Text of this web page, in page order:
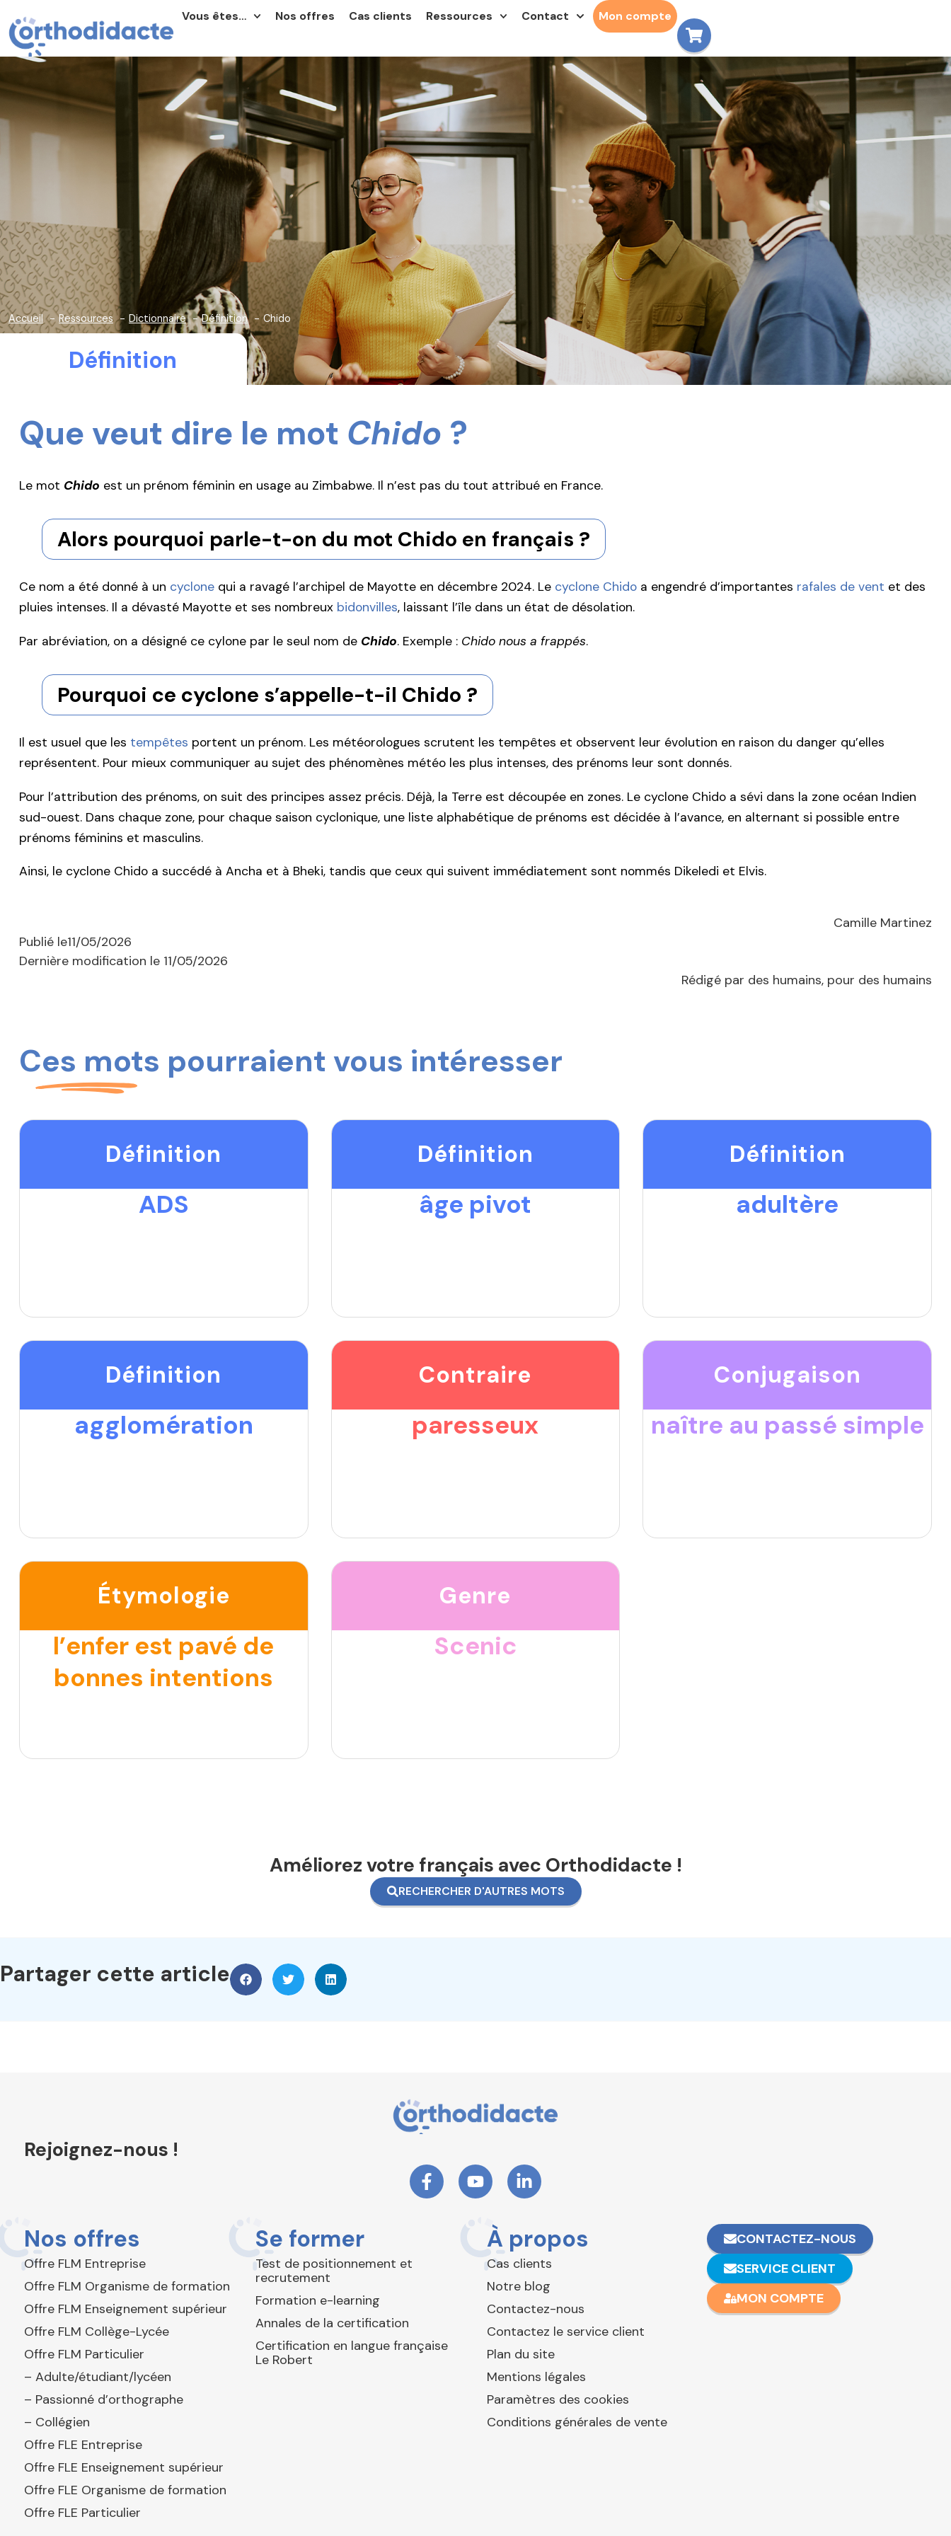
Vous êtes… Nos offres Cas clients Ressources Contact Mon compte
Accueil Ressources Dictionnaire Définition Chido
Définition
Que veut dire le mot Chido ?
Le mot Chido est un prénom féminin en usage au Zimbabwe. Il n’est pas du tout attribué en France.
Alors pourquoi parle-t-on du mot Chido en français ?
Ce nom a été donné à un cyclone qui a ravagé l’archipel de Mayotte en décembre 2024. Le cyclone Chido a engendré d’importantes rafales de vent et des
pluies intenses. Il a dévasté Mayotte et ses nombreux bidonvilles, laissant l’île dans un état de désolation.
Par abréviation, on a désigné ce cylone par le seul nom de Chido. Exemple : Chido nous a frappés.
Pourquoi ce cyclone s’appelle-t-il Chido ?
Il est usuel que les tempêtes portent un prénom. Les météorologues scrutent les tempêtes et observent leur évolution en raison du danger qu’elles
représentent. Pour mieux communiquer au sujet des phénomènes météo les plus intenses, des prénoms leur sont donnés.
Pour l’attribution des prénoms, on suit des principes assez précis. Déjà, la Terre est découpée en zones. Le cyclone Chido a sévi dans la zone océan Indien
sud-ouest. Dans chaque zone, pour chaque saison cyclonique, une liste alphabétique de prénoms est décidée à l’avance, en alternant si possible entre
prénoms féminins et masculins.
Ainsi, le cyclone Chido a succédé à Ancha et à Bheki, tandis que ceux qui suivent immédiatement sont nommés Dikeledi et Elvis.
Camille Martinez
Publié le11/05/2026
Dernière modification le 11/05/2026
Rédigé par des humains, pour des humains
Ces mots pourraient vous intéresser
Définition
ADS
Définition
âge pivot
Définition
adultère
Définition
agglomération
Contraire
paresseux
Conjugaison
naître au passé simple
Étymologie
l’enfer est pavé de
bonnes intentions
Genre
Scenic
Améliorez votre français avec Orthodidacte !
RECHERCHER D'AUTRES MOTS
Partager cette article
Rejoignez-nous !
Nos offres
Offre FLM Entreprise
Offre FLM Organisme de formation
Offre FLM Enseignement supérieur
Offre FLM Collège-Lycée
Offre FLM Particulier
– Adulte/étudiant/lycéen
– Passionné d’orthographe
– Collégien
Offre FLE Entreprise
Offre FLE Enseignement supérieur
Offre FLE Organisme de formation
Offre FLE Particulier
Se former
Test de positionnement et
recrutement
Formation e-learning
Annales de la certification
Certification en langue française
Le Robert
À propos
Cas clients
Notre blog
Contactez-nous
Contactez le service client
Plan du site
Mentions légales
Paramètres des cookies
Conditions générales de vente
CONTACTEZ-NOUS
SERVICE CLIENT
MON COMPTE